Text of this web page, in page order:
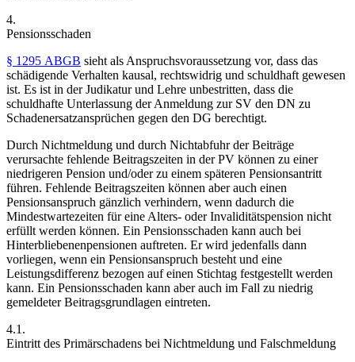
4.
Pensionsschaden
§ 1295 ABGB sieht als Anspruchsvoraussetzung vor, dass das
schädigende Verhalten kausal, rechtswidrig und schuldhaft gewesen
ist. Es ist in der Judikatur und Lehre unbestritten, dass die
schuldhafte Unterlassung der Anmeldung zur SV den DN zu
Schadenersatzansprüchen gegen den DG berechtigt.
Durch Nichtmeldung und durch Nichtabfuhr der Beiträge
verursachte fehlende Beitragszeiten in der PV können zu einer
niedrigeren Pension und/oder zu einem späteren Pensionsantritt
führen. Fehlende Beitragszeiten können aber auch einen
Pensionsanspruch gänzlich verhindern, wenn dadurch die
Mindestwartezeiten für eine Alters- oder Invaliditätspension nicht
erfüllt werden können. Ein Pensionsschaden kann auch bei
Hinterbliebenenpensionen auftreten. Er wird jedenfalls dann
vorliegen, wenn ein Pensionsanspruch besteht und eine
Leistungsdifferenz bezogen auf einen Stichtag festgestellt werden
kann. Ein Pensionsschaden kann aber auch im Fall zu niedrig
gemeldeter Beitragsgrundlagen eintreten.
4.1.
Eintritt des Primärschadens bei Nichtmeldung und Falschmeldung